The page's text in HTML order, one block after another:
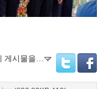
게시물을…
Twitter